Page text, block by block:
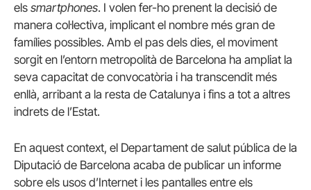
els smartphones. I volen fer-ho prenent la decisió de
manera col·lectiva, implicant el nombre més gran de
famílies possibles. Amb el pas dels dies, el moviment
sorgit en l’entorn metropolità de Barcelona ha ampliat la
seva capacitat de convocatòria i ha transcendit més
enllà, arribant a la resta de Catalunya i fins a tot a altres
indrets de l’Estat.
En aquest context, el Departament de salut pública de la
Diputació de Barcelona acaba de publicar un informe
sobre els usos d’Internet i les pantalles entre els